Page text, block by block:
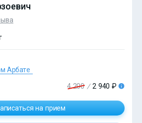
Арбате
4 200 / 2 940 ₽
на прием